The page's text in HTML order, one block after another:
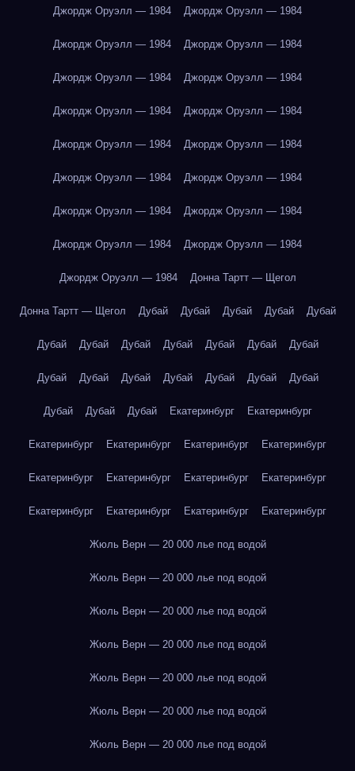
Джордж Оруэлл — 1984 Джордж Оруэлл — 1984
Джордж Оруэлл — 1984 Джордж Оруэлл — 1984
Джордж Оруэлл — 1984 Джордж Оруэлл — 1984
Джордж Оруэлл — 1984 Джордж Оруэлл — 1984
Джордж Оруэлл — 1984 Джордж Оруэлл — 1984
Джордж Оруэлл — 1984 Джордж Оруэлл — 1984
Джордж Оруэлл — 1984 Джордж Оруэлл — 1984
Джордж Оруэлл — 1984 Джордж Оруэлл — 1984
Джордж Оруэлл — 1984 Донна Тартт — Щегол
Донна Тартт — Щегол Дубай Дубай Дубай Дубай Дубай
Дубай Дубай Дубай Дубай Дубай Дубай Дубай
Дубай Дубай Дубай Дубай Дубай Дубай Дубай
Дубай Дубай Дубай Екатеринбург Екатеринбург
Екатеринбург Екатеринбург Екатеринбург Екатеринбург
Екатеринбург Екатеринбург Екатеринбург Екатеринбург
Екатеринбург Екатеринбург Екатеринбург Екатеринбург
Жюль Верн — 20 000 лье под водой
Жюль Верн — 20 000 лье под водой
Жюль Верн — 20 000 лье под водой
Жюль Верн — 20 000 лье под водой
Жюль Верн — 20 000 лье под водой
Жюль Верн — 20 000 лье под водой
Жюль Верн — 20 000 лье под водой